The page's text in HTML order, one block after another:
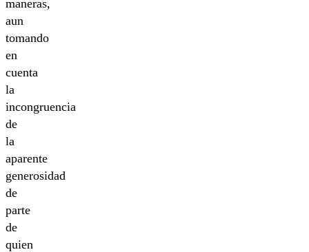
maneras,
aun
tomando
en
cuenta
la
incongruencia
de
la
aparente
generosidad
de
parte
de
quien